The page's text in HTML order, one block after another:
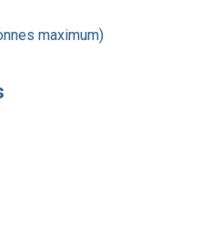
maximum)